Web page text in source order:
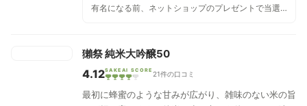
有名になる前、ネットショップのプレゼントで当選
で香りも良く、飲みやすい。このお酒で日本酒が好
きになりました。
獺祭 純米大吟醸50
4.12SAKEAI SCORE 21件の口コミ
最初に蜂蜜のような甘みが広がり、雑味のない米の旨